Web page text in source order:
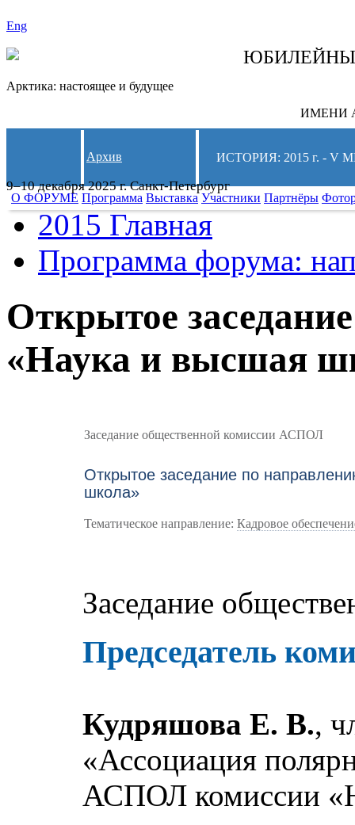
Eng
Арктика: настоящее и будущее
ИМЕНИ
9–10 декабря 2025 г. Санкт-Петербург
Архив ИСТОРИЯ: 2015 г. -
О ФОРУМЕ Программа Выставка Участники Партнёры
2015 Главная
Программа форума:
Открытое
«Наука и высшая
Заседание общественной комиссии АСПОЛ
Открытое заседание по
школа»
Тематическое направление:Кадровое
Заседание
Председатель
Кудряшова Е. В.,
«Ассоциация
АСПОЛ комиссии